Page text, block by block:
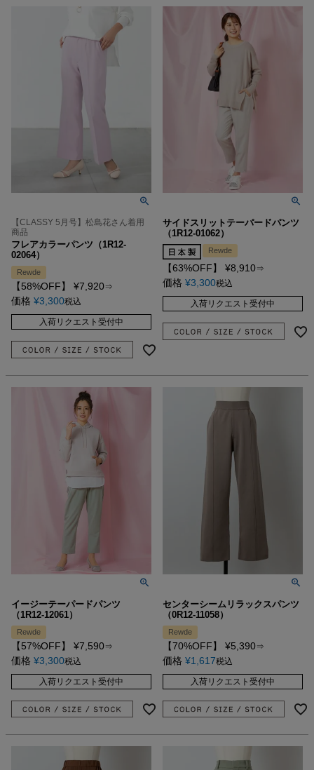
【CLASSY 5月号】松島花さん着用
商品
フレアカラーパンツ（1R12-
02064）
Rewde
【58%OFF】 ¥7,920⇒
価格 ¥3,300税込
入荷リクエスト受付中
サイドスリットテーパードパンツ
（1R12-01062）
Rewde
【63%OFF】 ¥8,910⇒
価格 ¥3,300税込
入荷リクエスト受付中
イージーテーパードパンツ
（1R12-12061）
Rewde
【57%OFF】 ¥7,590⇒
価格 ¥3,300税込
入荷リクエスト受付中
センターシームリラックスパンツ
（0R12-11058）
Rewde
【70%OFF】 ¥5,390⇒
価格 ¥1,617税込
入荷リクエスト受付中